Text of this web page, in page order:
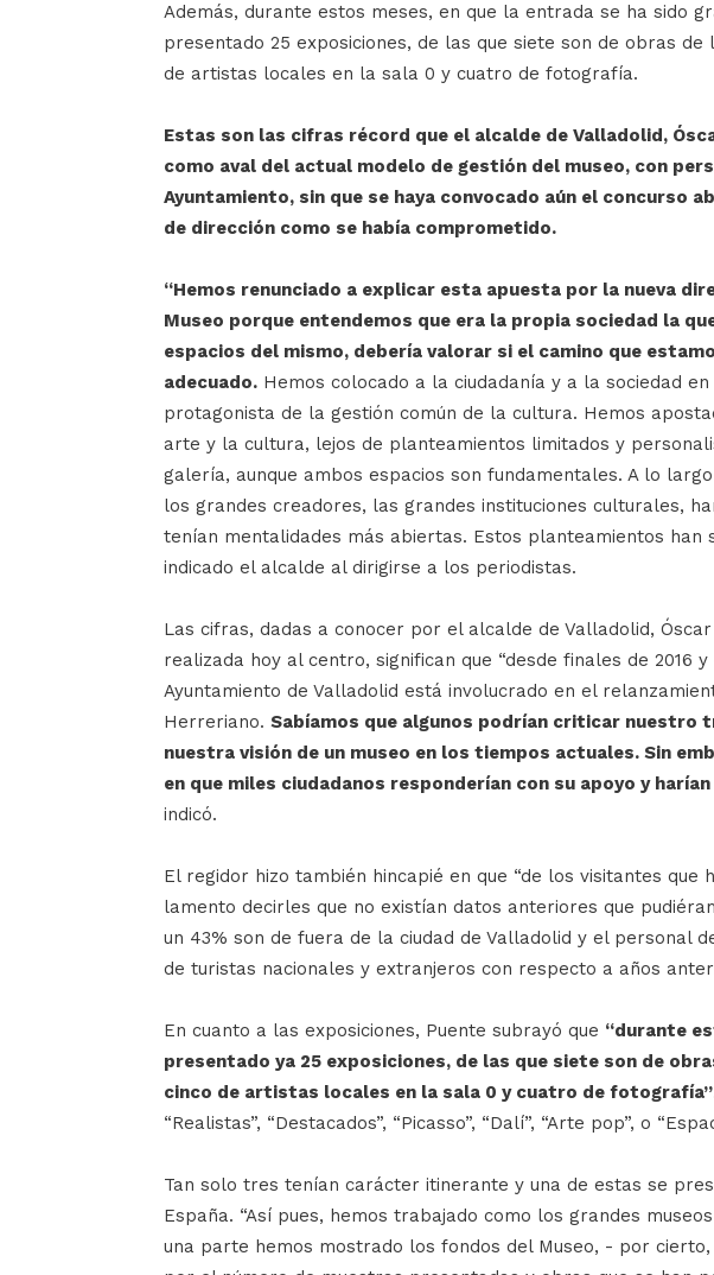
Además, durante estos meses, en que la entrada se ha sido
presentado 25 exposiciones, de las que siete son de obras de
de artistas locales en la sala 0 y cuatro de fotografía.
Estas son las cifras récord que el alcalde de Valladolid,
como aval del actual modelo de gestión del museo, con
Ayuntamiento, sin que se haya convocado aún el concurso
de dirección como se había comprometido.
“Hemos renunciado a explicar esta apuesta por la nueva
Museo porque entendemos que era la propia sociedad la
espacios del mismo, debería valorar si el camino que
adecuado. Hemos colocado a la ciudadanía y a la sociedad
protagonista de la gestión común de la cultura. Hemos
arte y la cultura, lejos de planteamientos limitados y
galería, aunque ambos espacios son fundamentales. A lo
los grandes creadores, las grandes instituciones culturales,
tenían mentalidades más abiertas. Estos planteamientos han
indicado el alcalde al dirigirse a los periodistas.
Las cifras, dadas a conocer por el alcalde de Valladolid,
realizada hoy al centro, significan que “desde finales de 2016
Ayuntamiento de Valladolid está involucrado en el
Herreriano. Sabíamos que algunos podrían criticar nuestro
nuestra visión de un museo en los tiempos actuales. Sin
en que miles ciudadanos responderían con su apoyo y
indicó.
El regidor hizo también hincapié en que “de los visitantes que
lamento decirles que no existían datos anteriores que
un 43% son de fuera de la ciudad de Valladolid y el personal
de turistas nacionales y extranjeros con respecto a años
En cuanto a las exposiciones, Puente subrayó que “durante
presentado ya 25 exposiciones, de las que siete son de
cinco de artistas locales en la sala 0 y cuatro de fotografía”
“Realistas”, “Destacados”, “Picasso”, “Dalí”, “Arte pop”, o
Tan solo tres tenían carácter itinerante y una de estas se
España. “Así pues, hemos trabajado como los grandes
una parte hemos mostrado los fondos del Museo, - por cierto,